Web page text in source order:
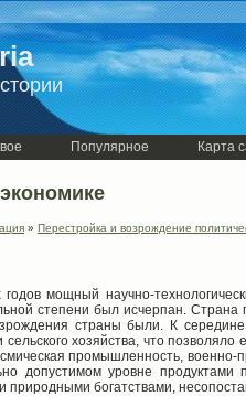
Популярное Карта
» Перестройка и возрождение
годов мощный научно-
степени был исчерпан.
страны были. К
хозяйства, что
промышленность,
допустимом уровне
природными богатствами,